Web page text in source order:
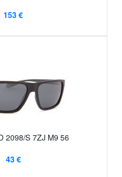
153 €
2098/S 7ZJ M9 56
43 €